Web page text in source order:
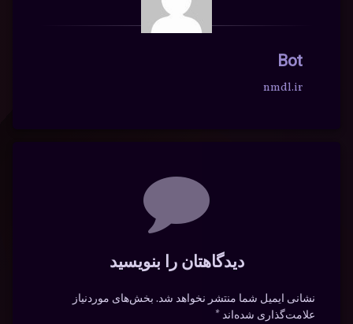
Bot
nmdl.ir
دیدگاهتان را بنویسید
نشانی ایمیل شما منتشر نخواهد شد. بخش‌های موردنیاز
علامت‌گذاری شده‌اند*